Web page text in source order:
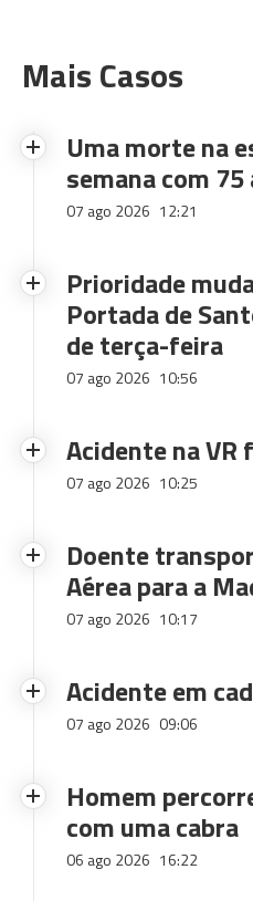
Mais Casos
Uma morte na
semana com
07 ago 2026 12:21
Prioridade
Portada de
de terça-feira
07 ago 2026 10:56
Acidente na VR
07 ago 2026 10:25
Doente
Aérea para a
07 ago 2026 10:17
Acidente em
07 ago 2026 09:06
Homem
com uma cabra
06 ago 2026 16:22